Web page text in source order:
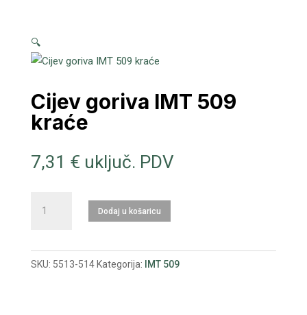
🔍
Cijev goriva IMT 509
kraće
7,31 € uključ. PDV
Dodaj u košaricu
SKU: 5513-514 Kategorija: IMT 509